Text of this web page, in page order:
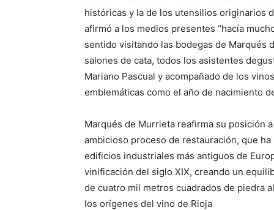
históricas y la de los utensilios originarios
afirmó a los medios presentes “hacía
sentido visitando las bodegas de Marqués
salones de cata, todos los asistentes
Mariano Pascual y acompañado de los
emblemáticas como el año de nacimiento
Marqués de Murrieta reafirma su posición
ambicioso proceso de restauración, que
edificios industriales más antiguos de
vinificación del siglo XIX, creando un
de cuatro mil metros cuadrados de piedra
los orígenes del vino de Rioja